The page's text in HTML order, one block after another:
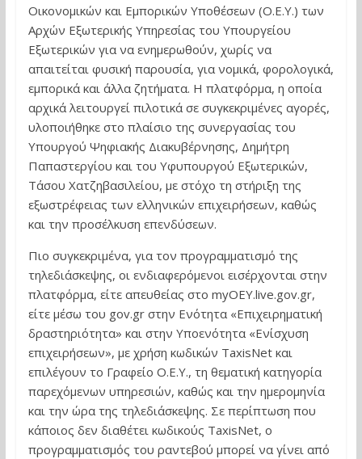
Οικονομικών και Εμπορικών Υποθέσεων (Ο.Ε.Υ.) των
Αρχών Εξωτερικής Υπηρεσίας του Υπουργείου
Εξωτερικών για να ενημερωθούν, χωρίς να
απαιτείται φυσική παρουσία, για νομικά, φορολογικά,
εμπορικά και άλλα ζητήματα. Η πλατφόρμα, η οποία
αρχικά λειτουργεί πιλοτικά σε συγκεκριμένες αγορές,
υλοποιήθηκε στο πλαίσιο της συνεργασίας του
Υπουργού Ψηφιακής Διακυβέρνησης, Δημήτρη
Παπαστεργίου και του Υφυπουργού Εξωτερικών,
Τάσου Χατζηβασιλείου, με στόχο τη στήριξη της
εξωστρέφειας των ελληνικών επιχειρήσεων, καθώς
και την προσέλκυση επενδύσεων.
Πιο συγκεκριμένα, για τον προγραμματισμό της
τηλεδιάσκεψης, οι ενδιαφερόμενοι εισέρχονται στην
πλατφόρμα, είτε απευθείας στο myOEY.live.gov.gr,
είτε μέσω του gov.gr στην Ενότητα «Επιχειρηματική
δραστηριότητα» και στην Υποενότητα «Ενίσχυση
επιχειρήσεων», με χρήση κωδικών TaxisNet και
επιλέγουν το Γραφείο Ο.Ε.Υ., τη θεματική κατηγορία
παρεχόμενων υπηρεσιών, καθώς και την ημερομηνία
και την ώρα της τηλεδιάσκεψης. Σε περίπτωση που
κάποιος δεν διαθέτει κωδικούς TaxisNet, ο
προγραμματισμός του ραντεβού μπορεί να γίνει από